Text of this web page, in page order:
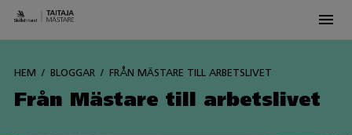
HEM BLOGGAR FRÅN MÄSTARE TILL ARBETSLIVET
Från Mästare till arbetslivet